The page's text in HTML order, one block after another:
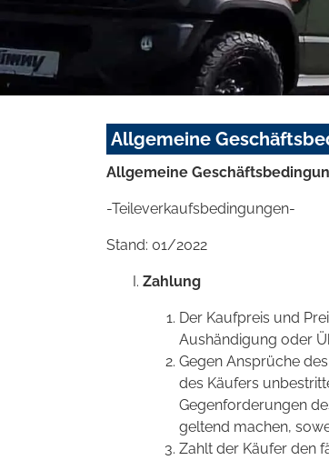
Allgemeine
Allgemeine
-Teileverkaufsbedingungen-
Stand: 01/2022
Zahlung
Der Kaufpreis und
Aushändigung oder
Gegen Ansprüche
des Käufers
Gegenforderungen
geltend machen,
Zahlt der Käufer den